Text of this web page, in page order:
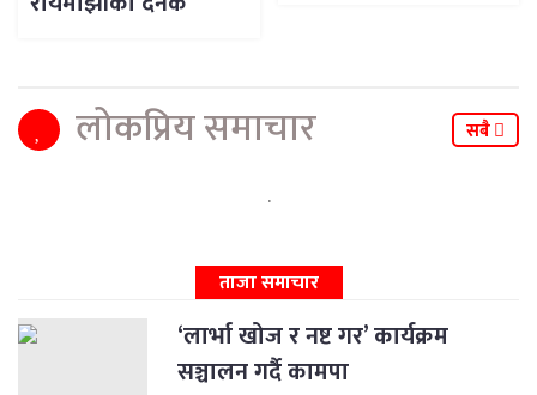
लोकप्रिय समाचार सबै
ताजा समाचार
‘लार्भा खोज र नष्ट गर’ कार्यक्रम
सञ्चालन गर्दै कामपा